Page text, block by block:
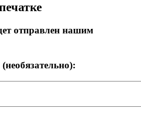
отправлен нашим